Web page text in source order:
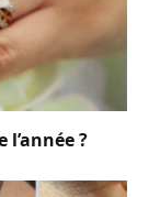
?